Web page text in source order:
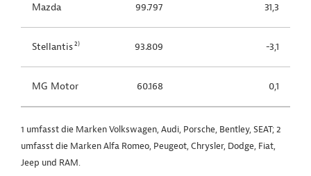
Mazda 99.797 31,3
Stellantis2) 93.809 -3,1
MG Motor 60.168 0,1
1 umfasst die Marken Volkswagen, Audi, Porsche, Bentley, SEAT; 2
umfasst die Marken Alfa Romeo, Peugeot, Chrysler, Dodge, Fiat,
Jeep und RAM.